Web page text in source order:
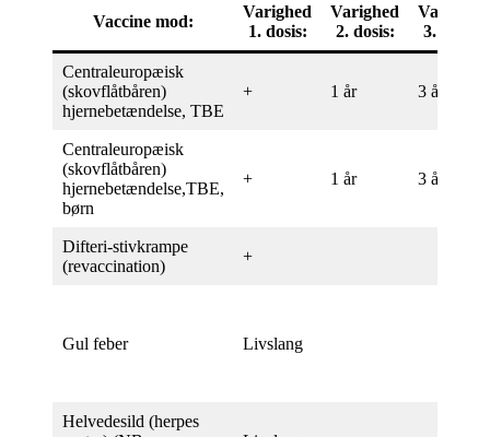
Vaccine mod:
Varighed
1. dosis:
Varighed
2. dosis:
Varighed
3. dosis:
Centraleuropæisk
(skovflåtbåren)
hjernebetændelse, TBE
+ 1 år 3 år
Centraleuropæisk
(skovflåtbåren)
hjernebetændelse,TBE,
børn
+ 1 år 3 år
Difteri-stivkrampe
(revaccination)
+
Gul feber Livslang
Helvedesild (herpes